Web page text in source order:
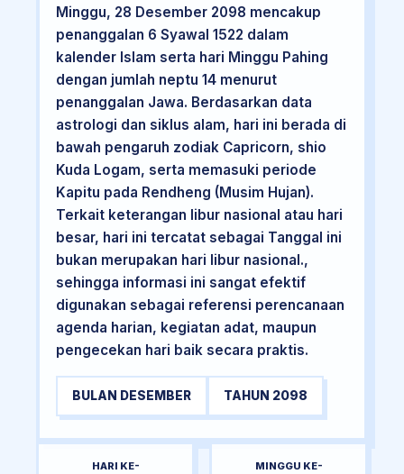
Minggu, 28 Desember 2098 mencakup
penanggalan 6 Syawal 1522 dalam
kalender Islam serta hari Minggu Pahing
dengan jumlah neptu 14 menurut
penanggalan Jawa. Berdasarkan data
astrologi dan siklus alam, hari ini berada di
bawah pengaruh zodiak Capricorn, shio
Kuda Logam, serta memasuki periode
Kapitu pada Rendheng (Musim Hujan).
Terkait keterangan libur nasional atau hari
besar, hari ini tercatat sebagai Tanggal ini
bukan merupakan hari libur nasional.,
sehingga informasi ini sangat efektif
digunakan sebagai referensi perencanaan
agenda harian, kegiatan adat, maupun
pengecekan hari baik secara praktis.
BULAN DESEMBER TAHUN 2098
HARI KE- MINGGU KE-